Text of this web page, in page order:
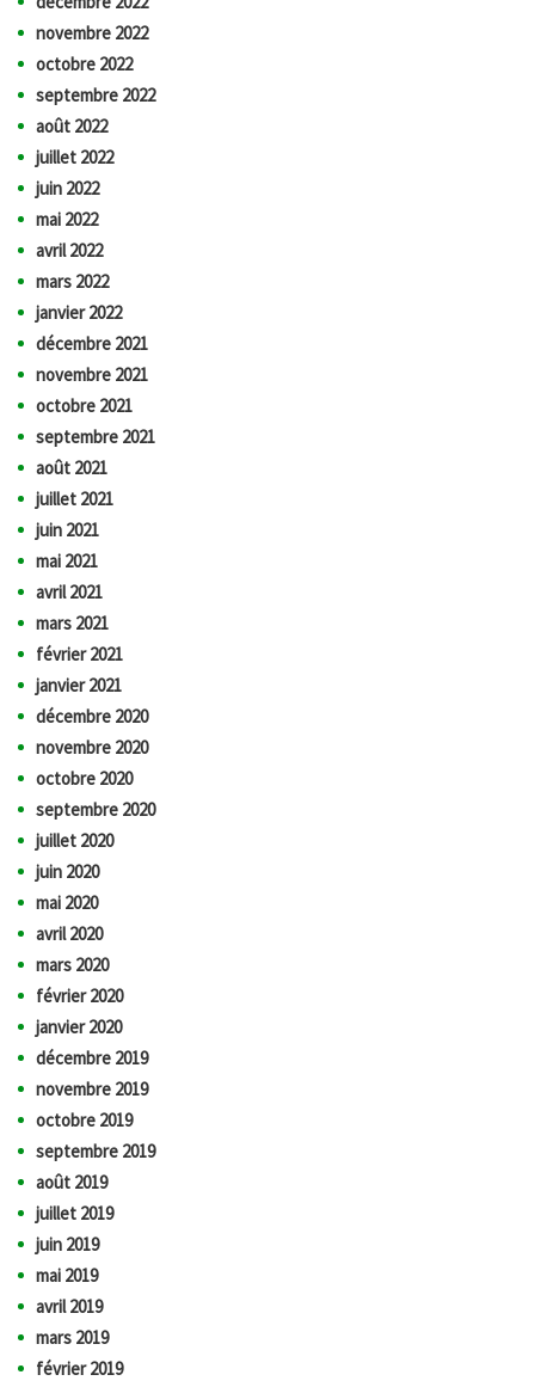
novembre 2022
octobre 2022
septembre 2022
août 2022
juillet 2022
juin 2022
mai 2022
avril 2022
mars 2022
janvier 2022
décembre 2021
novembre 2021
octobre 2021
septembre 2021
août 2021
juillet 2021
juin 2021
mai 2021
avril 2021
mars 2021
février 2021
janvier 2021
décembre 2020
novembre 2020
octobre 2020
septembre 2020
juillet 2020
juin 2020
mai 2020
avril 2020
mars 2020
février 2020
janvier 2020
décembre 2019
novembre 2019
octobre 2019
septembre 2019
août 2019
juillet 2019
juin 2019
mai 2019
avril 2019
mars 2019
février 2019